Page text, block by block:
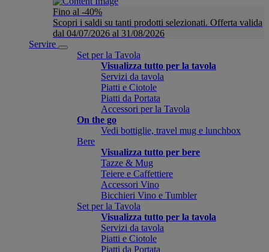
Fino al -40%
Scopri i saldi su tanti prodotti selezionati. Offerta valida
dal 04/07/2026 al 31/08/2026
Servire
Set per la Tavola
Visualizza tutto per la tavola
Servizi da tavola
Piatti e Ciotole
Piatti da Portata
Accessori per la Tavola
On the go
Vedi bottiglie, travel mug e lunchbox
Bere
Visualizza tutto per bere
Tazze & Mug
Teiere e Caffettiere
Accessori Vino
Bicchieri Vino e Tumbler
Set per la Tavola
Visualizza tutto per la tavola
Servizi da tavola
Piatti e Ciotole
Piatti da Portata